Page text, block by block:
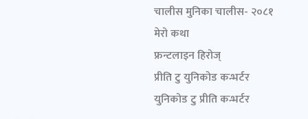
चालीस मुनिका चालीस- २०८१
मेरो कथा
फ्रन्टलाइन हिरोज्
प्रीति टु युनिकोड कन्भर्टर
युनिकोड टु प्रीति कन्भर्टर